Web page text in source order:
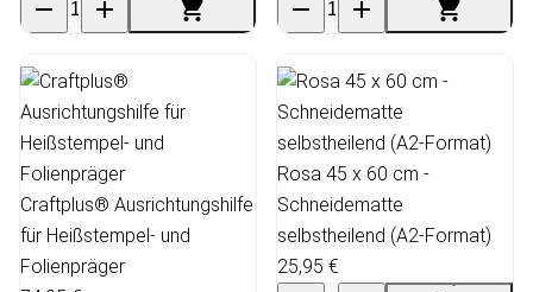
Craftplus® Ausrichtungshilfe
für Heißstempel- und
Folienpräger
Rosa 45 x 60 cm -
Schneidematte
selbstheilend (A2-Format)
25,95 €